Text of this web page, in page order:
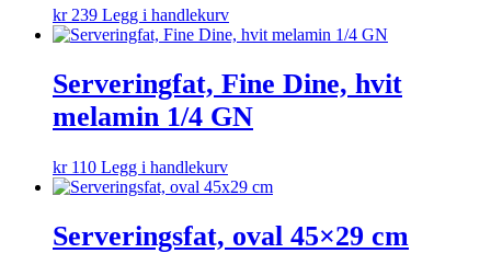
kr239 Legg i handlekurv
Serveringfat, Fine Dine, hvit
melamin 1/4 GN
kr110 Legg i handlekurv
Serveringsfat, oval 45×29 cm